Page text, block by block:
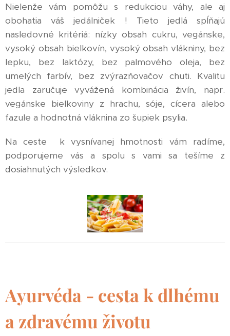
Nielenže vám pomôžu s redukciou váhy, ale aj
obohatia váš jedálniček ! Tieto jedlá spĺňajú
nasledovné kritériá: nízky obsah cukru, vegánske,
vysoký obsah bielkovín, vysoký obsah vlákniny, bez
lepku, bez laktózy, bez palmového oleja, bez
umelých farbív, bez zvýrazňovačov chuti. Kvalitu
jedla zaručuje vyvážená kombinácia živín, napr.
vegánske bielkoviny z hrachu, sóje, cícera alebo
fazule a hodnotná vláknina zo šupiek psylia.
Na ceste k vysnívanej hmotnosti vám radíme,
podporujeme vás a spolu s vami sa tešíme z
dosiahnutých výsledkov.
Ayurvéda - cesta k dlhému
a zdravému životu